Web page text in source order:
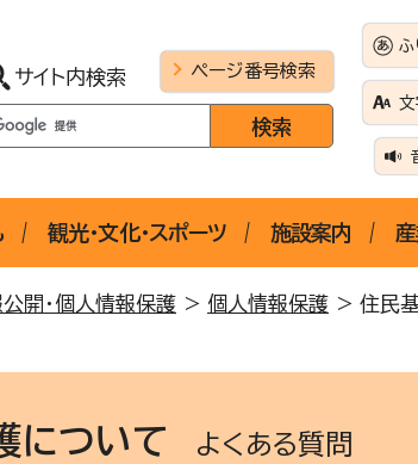
サイト内検索 ページ番号検索
ふ
文
観光・文化・スポーツ 施設案内 産
開・個人情報保護 > 個人情報保護 > 住民
について よくある質問